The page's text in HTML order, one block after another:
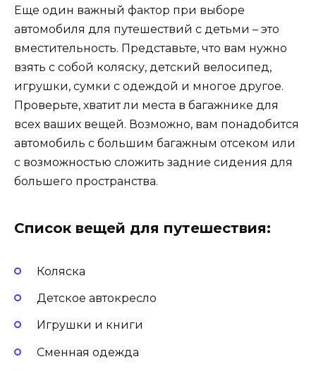
Еще один важный фактор при выборе
автомобиля для путешествий с детьми – это
вместительность. Представьте, что вам нужно
взять с собой коляску, детский велосипед,
игрушки, сумки с одеждой и многое другое.
Проверьте, хватит ли места в багажнике для
всех ваших вещей. Возможно, вам понадобится
автомобиль с большим багажным отсеком или
с возможностью сложить задние сидения для
большего пространства.
Список вещей для путешествия:
Коляска
Детское автокресло
Игрушки и книги
Сменная одежда